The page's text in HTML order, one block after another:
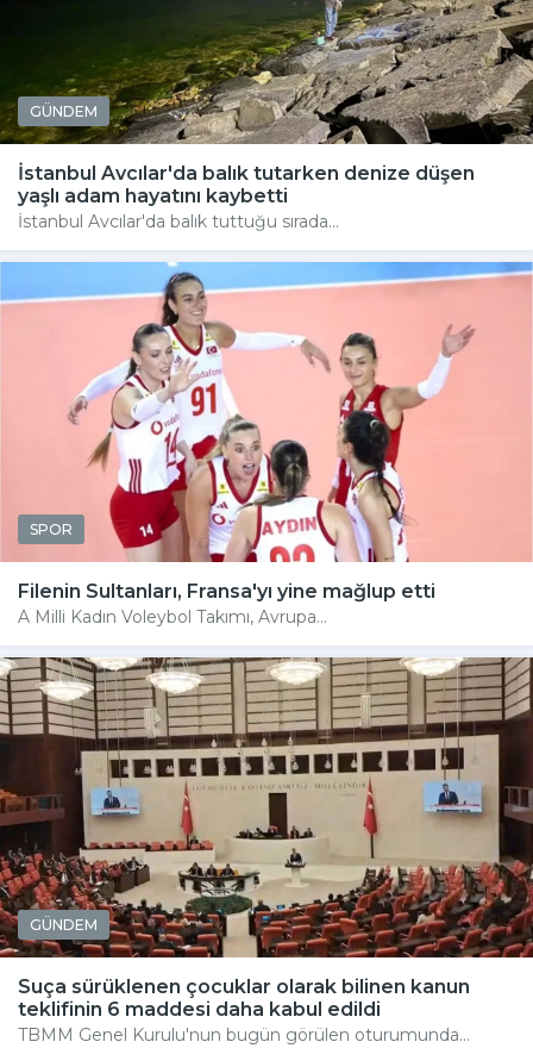
GÜNDEM
İstanbul Avcılar'da balık tutarken denize düşen
yaşlı adam hayatını kaybetti
İstanbul Avcılar'da balık tuttuğu sırada...
SPOR
Filenin Sultanları, Fransa'yı yine mağlup etti
A Milli Kadın Voleybol Takımı, Avrupa...
GÜNDEM
Suça sürüklenen çocuklar olarak bilinen kanun
teklifinin 6 maddesi daha kabul edildi
TBMM Genel Kurulu'nun bugün görülen oturumunda...